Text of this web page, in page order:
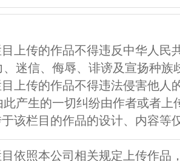
上传的作品不得违反中华人民
迷信、侮辱、诽谤及宣扬种族
上传的作品不得违法侵害他人
产生的一切纠纷由作者或者上
该栏目的作品的设计、内容等
依照本公司相关规定上传作品